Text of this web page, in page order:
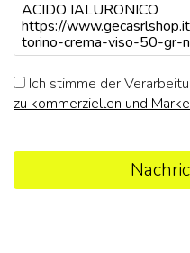
Ich stimme der
zu kommerziellen und